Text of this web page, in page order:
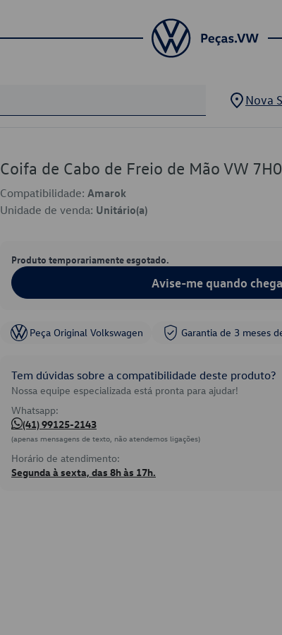
Nova
Coifa de Cabo de Freio de Mão VW
Compatibilidade: Amarok
Unidade de venda: Unitário(a)
Produto temporariamente esgotado.
Avise-me quando
Peça Original Volkswagen Garantia de 3 meses
Tem dúvidas sobre a compatibilidade deste produto?
Nossa equipe especializada está pronta para ajudar!
Whatsapp:
(41) 99125-2143
(apenas mensagens de texto, não atendemos ligações)
Horário de atendimento:
Segunda à sexta, das 8h às 17h.